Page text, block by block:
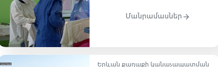
Մանրամասներ
Երևան քաղաքի կանաչապատման